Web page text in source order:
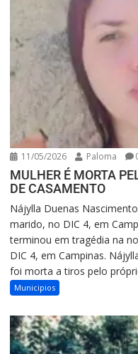
11/05/2026 Paloma
MULHER É MORTA
DE CASAMENTO
Nájylla Duenas
marido, no DIC 4, em
terminou em tragédia na
DIC 4, em Campinas.
foi morta a tiros pelo
Municipios